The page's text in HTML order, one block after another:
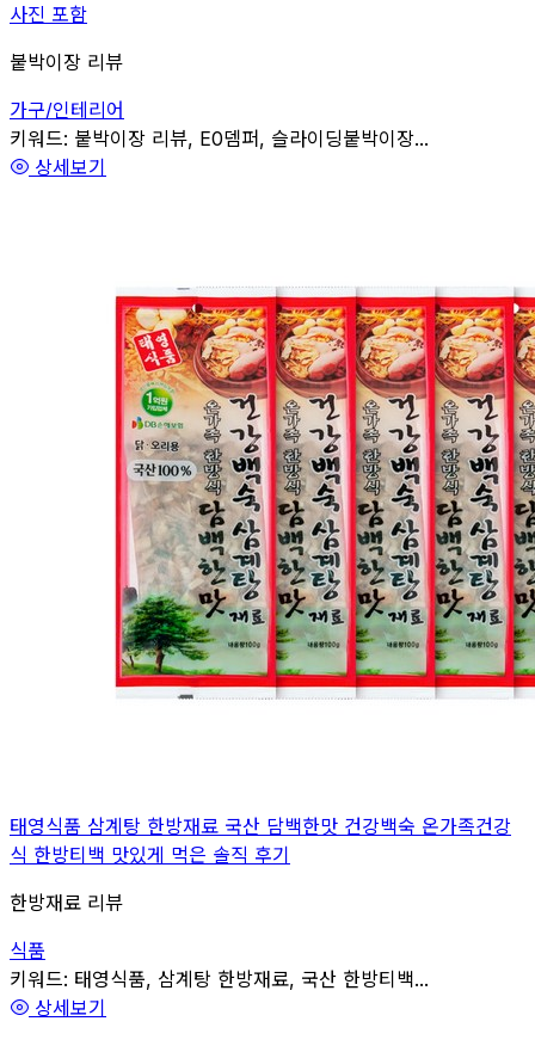
사진 포함
붙박이장 리뷰
가구/인테리어
관련
키워드: 붙박이장 리뷰, E0뎀퍼, 슬라이딩붙박이장...
상세보기
태영식품 삼계탕 한방재료 국산 담백한맛 건강백숙 온가족건강
식 한방티백 맛있게 먹은 솔직 후기
한방재료 리뷰
식품
관련
키워드: 태영식품, 삼계탕 한방재료, 국산 한방티백...
상세보기